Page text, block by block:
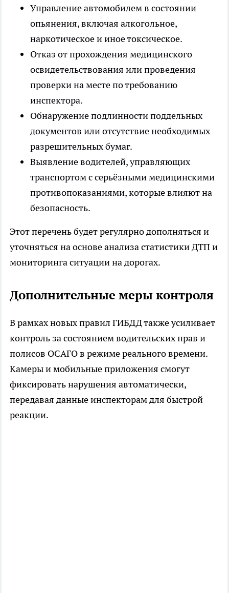
Управление автомобилем в состоянии
опьянения, включая алкогольное,
наркотическое и иное токсическое.
Отказ от прохождения медицинского
освидетельствования или проведения
проверки на месте по требованию
инспектора.
Обнаружение подлинности поддельных
документов или отсутствие необходимых
разрешительных бумаг.
Выявление водителей, управляющих
транспортом с серьёзными медицинскими
противопоказаниями, которые влияют на
безопасность.
Этот перечень будет регулярно дополняться и
уточняться на основе анализа статистики ДТП и
мониторинга ситуации на дорогах.
Дополнительные меры контроля
В рамках новых правил ГИБДД также усиливает
контроль за состоянием водительских прав и
полисов ОСАГО в режиме реального времени.
Камеры и мобильные приложения смогут
фиксировать нарушения автоматически,
передавая данные инспекторам для быстрой
реакции.